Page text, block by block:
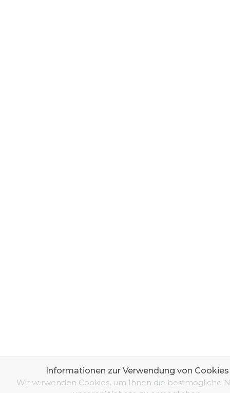
Informationen zur Verwendung von Cookies
Wir verwenden Cookies, um Ihnen die bestmögliche